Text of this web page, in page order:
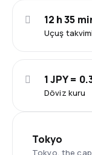
Uçuş
12 h 35
Döviz kuru
1 JPY =
Tokyo
Tokyo, the